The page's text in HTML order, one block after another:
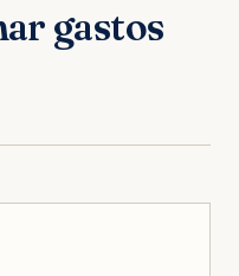
gastos